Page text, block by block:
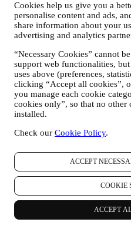
Cookies help us give you a
personalise content and ads,
share information about your
advertising and analytics
“Necessary Cookies” cannot
support web functionalities,
uses above (preferences,
clicking “Accept all cookies”,
you manage each cookie
cookies only”, so that no
installed.
Check our Cookie Policy.
ACCEPT
COOKIE
ACCEPT
data om din surfhistorik
adress, webbläsarversion,
huruvida du är en
geografiskt område du
dina besök på
användare eller inte) med
spårningstekniker såsom
uppgiftsinsamling via
cookies, för att förbättra
statistisk analys skull –
dig utifrån denna typ av
interaktioner med oss (som
telefonsamtal).
Personuppgifter som samlas in
webbplatsen eller på annat sätt
varigenom du kan personligen
du har de integritetsrättigheter
2. Vem samlar in dina uppgifter?